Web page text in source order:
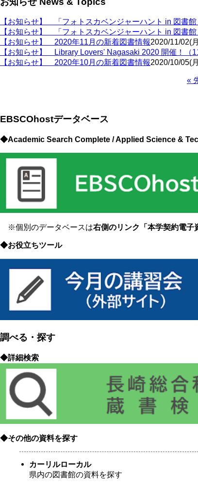
【お知らせ】 「フォトスカベンジャーハント in 図書館
【お知らせ】 「フォトスカベンジャーハント in 図書
【お知らせ】 2020年11月の新着図書情報2020/11/02(
【お知らせ】 Library Lovers' Nagasaki 2020 開催！（
【お知らせ】 2020年10月の新着図書情報2020/10/05(
送
先
«
EBSCOhostデータベース
◆Academic Search Complete / Applied Science &
※個別のデータベースは右側のリンク「本学契約電子
◆お役立ちツール
調べる・探す
◆詳細検索
◆その他の資料を探す
カーリルローカル
県内の図書館の資料を探す